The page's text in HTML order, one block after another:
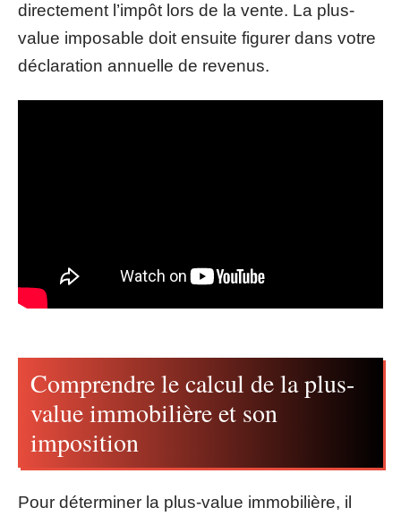
directement l’impôt lors de la vente. La plus-
value imposable doit ensuite figurer dans votre
déclaration annuelle de revenus.
Comprendre le calcul de la plus-
value immobilière et son
imposition
Pour déterminer la plus-value immobilière, il